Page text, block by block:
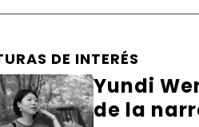
DE INTERÉS
Yundi
de la